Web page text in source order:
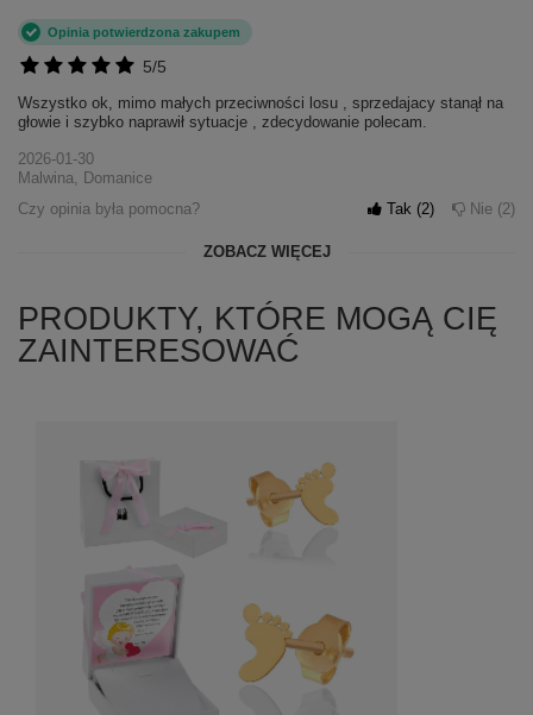
5/5
Opinia potwierdzona zakupem
Wszystko ok, mimo małych przeciwności losu , sprzedajacy stanął na
głowie i szybko naprawił sytuacje , zdecydowanie polecam.
2026-01-30
Malwina, Domanice
Czy opinia była pomocna?
Tak 2 Nie 2
ZOBACZ WIĘCEJ
PRODUKTY, KTÓRE MOGĄ CIĘ
ZAINTERESOWAĆ